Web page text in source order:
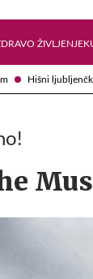
Hišni
ŽIVLJENJE